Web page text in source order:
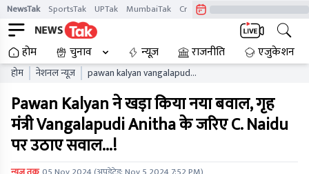
NewsTak SportsTak UPTak MumbaiTak CrimeTak
होम चुनाव न्यूज़ राजनीति एजुकेशन
होम नेशनल न्यूज़
pawan kalyan vangalapudi
Pawan Kalyan ने खड़ा किया नया बवाल, गृह
मंत्री Vangalapudi Anitha के जरिए C. Naidu
पर उठाए सवाल...!